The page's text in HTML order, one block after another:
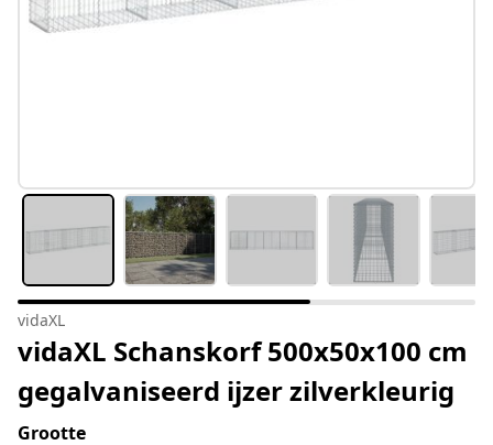
vidaXL
vidaXL Schanskorf 500x50x100 cm
gegalvaniseerd ijzer zilverkleurig
Grootte